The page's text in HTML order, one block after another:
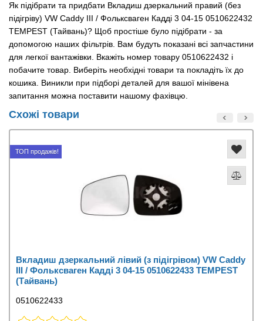
Як підібрати та придбати Вкладиш дзеркальний правий (без
підігріву) VW Caddy III / Фольксваген Кадді 3 04-15 0510622432
TEMPEST (Тайвань)? Щоб простіше було підібрати - за
допомогою наших фільтрів. Вам будуть показані всі запчастини
для легкої вантажівки. Вкажіть номер товару 0510622432 і
побачите товар. Виберіть необхідні товари та покладіть їх до
кошика. Виникли при підборі деталей для вашої мінівена
запитання можна поставити нашому фахівцю.
Схожі товари
ТОП продажів!
Вкладиш дзеркальний лівий (з підігрівом) VW Caddy
III / Фольксваген Кадді 3 04-15 0510622433 TEMPEST
(Тайвань)
0510622433